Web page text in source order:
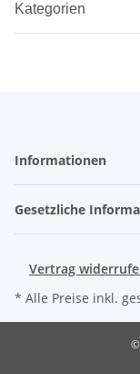
Kategorien
Informationen
Gesetzliche
Vertrag
* Alle Preise inkl.
©